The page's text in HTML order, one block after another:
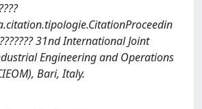
31nd International Joint
Engineering and Operations
Bari, Italy.